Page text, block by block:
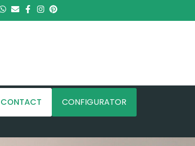
CONTACT CONFIGURATOR